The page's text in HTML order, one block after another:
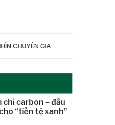
CHUYÊN GIA
chỉ carbon – đầu
“tiền tệ xanh”